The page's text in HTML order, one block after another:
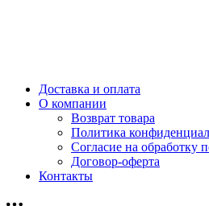
Доставка и оплата
О компании
Возврат товара
Политика
Согласие на обработку
Договор-оферта
Контакты